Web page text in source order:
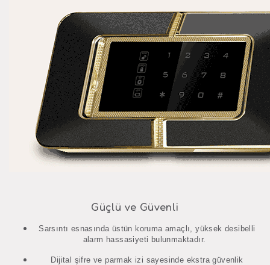
Güçlü ve Güvenli
Sarsıntı esnasında üstün koruma amaçlı, yüksek desibelli
alarm hassasiyeti bulunmaktadır.
Dijital şifre ve parmak izi sayesinde ekstra güvenlik